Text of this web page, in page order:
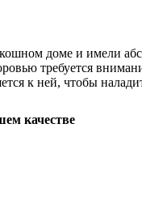
доме и имели
требуется
к ней, чтобы
качестве